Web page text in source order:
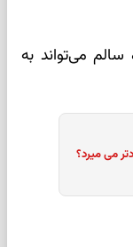
می‌تواند به
می میرد؟